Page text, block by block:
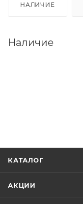
НАЛИЧИЕ
Наличие
КАТАЛОГ
АКЦИИ